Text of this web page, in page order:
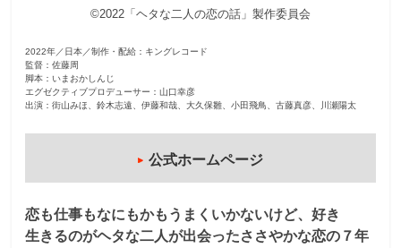
こ
の
街
©2022「ヘタな二人の恋の話」製作委員会
2022年／日本／制作・配給：キングレコード
監督：佐藤周
脚本：いまおかしんじ
エグゼクティブプロデューサー：山口幸彦
出演：街山みほ、鈴木志遠、伊藤和哉、大久保雛、小田飛鳥、古藤真彦、川瀬陽太
公式ホームページ
恋も仕事もなにもかもうまくいかないけど、好き
生きるのがヘタな二人が出会ったささやかな恋の７年